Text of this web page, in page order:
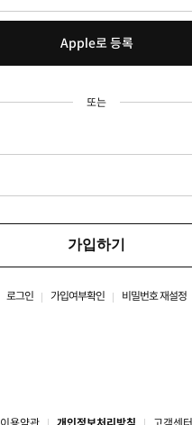
Apple로 등록
또는
가입하기
로그인 가입여부확인 비밀번호 재설정